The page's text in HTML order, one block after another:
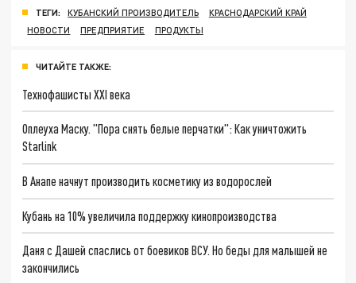
ТЕГИ: КУБАНСКИЙ ПРОИЗВОДИТЕЛЬ
КРАСНОДАРСКИЙ КРАЙ
НОВОСТИ
ПРЕДПРИЯТИЕ ПРОДУКТЫ
ЧИТАЙТЕ ТАКЖЕ:
Технофашисты XXI века
Оплеуха Маску. "Пора снять белые перчатки": Как уничтожить
Starlink
В Анапе начнут производить косметику из водорослей
Кубань на 10% увеличила поддержку кинопроизводства
Даня с Дашей спаслись от боевиков ВСУ. Но беды для малышей не
закончились